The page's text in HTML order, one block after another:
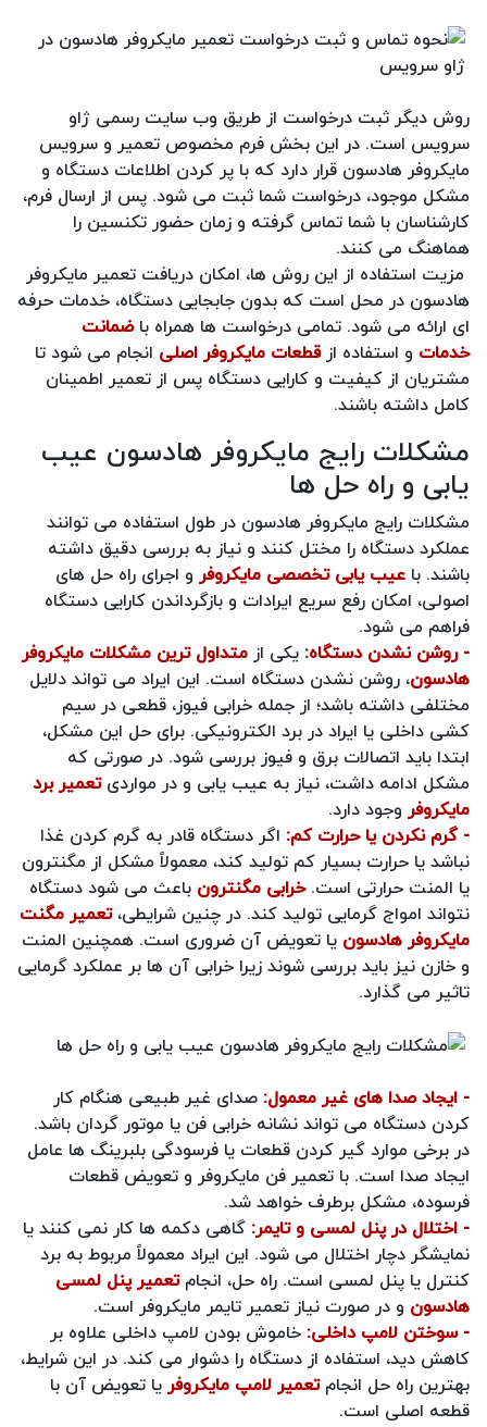
روش دیگر ثبت درخواست از طریق وب سایت رسمی ژاو
سرویس است. در این بخش فرم مخصوص تعمیر و سرویس
مایکروفر هادسون قرار دارد که با پر کردن اطلاعات دستگاه و
مشکل موجود، درخواست شما ثبت می شود. پس از ارسال فرم،
کارشناسان با شما تماس گرفته و زمان حضور تکنسین را
هماهنگ می کنند.
مزیت استفاده از این روش ها، امکان دریافت تعمیر مایکروفر
هادسون در محل است که بدون جابجایی دستگاه، خدمات حرفه
ای ارائه می شود. تمامی درخواست ها همراه باضمانت
خدمات و استفاده ازقطعات مایکروفر اصلی انجام می شود تا
مشتریان از کیفیت و کارایی دستگاه پس از تعمیر اطمینان
کامل داشته باشند.
مشکلات رایج مایکروفر هادسون عیب
یابی و راه حل ها
مشکلات رایج مایکروفر هادسون در طول استفاده می توانند
عملکرد دستگاه را مختل کنند و نیاز به بررسی دقیق داشته
باشند. با عیب یابی تخصصی مایکروفر و اجرای راه حل های
اصولی، امکان رفع سریع ایرادات و بازگرداندن کارایی دستگاه
فراهم می شود.
- روشن نشدن دستگاه: یکی ازمتداول ترین مشکلات مایکروفر
هادسون، روشن نشدن دستگاه است. این ایراد می تواند دلایل
مختلفی داشته باشد؛ از جمله خرابی فیوز، قطعی در سیم
کشی داخلی یا ایراد در برد الکترونیکی. برای حل این مشکل،
ابتدا باید اتصالات برق و فیوز بررسی شود. در صورتی که
مشکل ادامه داشت، نیاز به عیب یابی و در مواردیتعمیر برد
مایکروفر وجود دارد.
- گرم نکردن یا حرارت کم: اگر دستگاه قادر به گرم کردن غذا
نباشد یا حرارت بسیار کم تولید کند، معمولاً مشکل از مگنترون
یا المنت حرارتی است.خرابی مگنترون باعث می شود دستگاه
نتواند امواج گرمایی تولید کند. در چنین شرایطی،تعمیر مگنت
مایکروفر هادسون یا تعویض آن ضروری است. همچنین المنت
و خازن نیز باید بررسی شوند زیرا خرابی آن ها بر عملکرد گرمایی
تاثیر می گذارد.
- ایجاد صدا های غیر معمول: صدای غیر طبیعی هنگام کار
کردن دستگاه می تواند نشانه خرابی فن یا موتور گردان باشد.
در برخی موارد گیر کردن قطعات یا فرسودگی بلبرینگ ها عامل
ایجاد صدا است. با تعمیر فن مایکروفر و تعویض قطعات
فرسوده، مشکل برطرف خواهد شد.
- اختلال در پنل لمسی و تایمر: گاهی دکمه ها کار نمی کنند یا
نمایشگر دچار اختلال می شود. این ایراد معمولاً مربوط به برد
کنترل یا پنل لمسی است. راه حل، انجامتعمیر پنل لمسی
هادسون و در صورت نیاز تعمیر تایمر مایکروفر است.
- سوختن لامپ داخلی: خاموش بودن لامپ داخلی علاوه بر
کاهش دید، استفاده از دستگاه را دشوار می کند. در این شرایط،
بهترین راه حل انجامتعمیر لامپ مایکروفریا تعویض آن با
قطعه اصلی است.